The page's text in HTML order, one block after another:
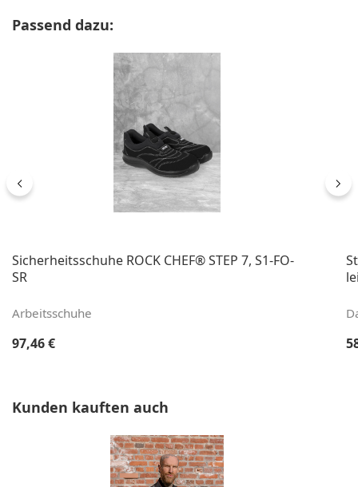
Produktgalerie überspringen
Passend dazu:
Sicherheitsschuhe ROCK CHEF® STEP 7, S1-FO-
SR
Arbeitsschuhe
Regulärer Preis:
97,46 €
Produktgalerie überspringen
Kunden kauften auch